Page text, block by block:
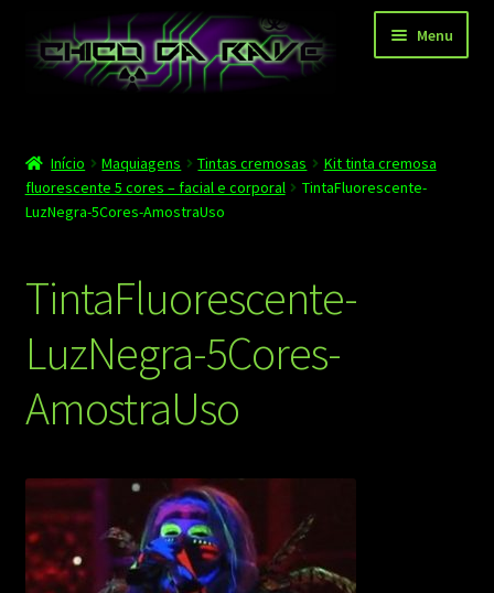
para
navegação
para
Menu
Depoimentos
Blog
Finalizar compra
Minha conta
Contato
Início Maquiagens Tintas cremosas
Kit tinta cremosa
fluorescente 5 cores – facial e corporal
TintaFluorescente-
LuzNegra-5Cores-AmostraUso
TintaFluorescente-
LuzNegra-5Cores-
AmostraUso